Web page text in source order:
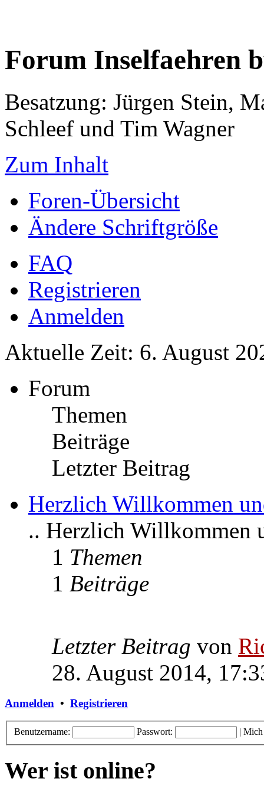
Forum Inselfaehren
Besatzung: Jürgen Stein,
Schleef und Tim Wagner
Zum Inhalt
Foren-Übersicht
Ändere Schriftgröße
FAQ
Registrieren
Anmelden
Aktuelle Zeit: 6. August
Forum
Themen
Beiträge
Letzter Beitrag
Herzlich Willkommen
.. Herzlich Willkommen
1 Themen
1 Beiträge
Letzter Beitrag von
28. August 2014,
Anmelden • Registrieren
Benutzername: Passwort: | Mich
Wer ist online?